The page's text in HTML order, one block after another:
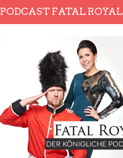
PODCAST FATAL ROYAL